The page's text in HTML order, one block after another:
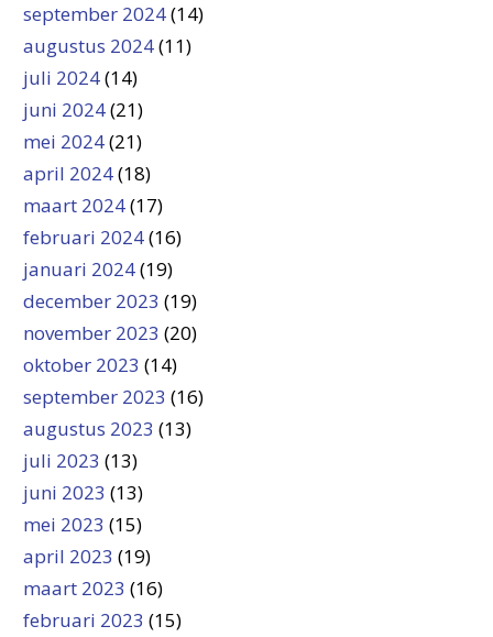
september 2024(14)
augustus 2024(11)
juli 2024(14)
juni 2024(21)
mei 2024(21)
april 2024(18)
maart 2024(17)
februari 2024(16)
januari 2024(19)
december 2023 (19)
november 2023 (20)
oktober 2023 (14)
september 2023 (16)
augustus 2023 (13)
juli 2023 (13)
juni 2023 (13)
mei 2023 (15)
april 2023 (19)
maart 2023 (16)
februari 2023 (15)